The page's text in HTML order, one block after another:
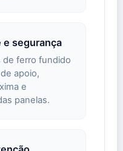
e segurança
de ferro fundido
apoio,
e
panelas.